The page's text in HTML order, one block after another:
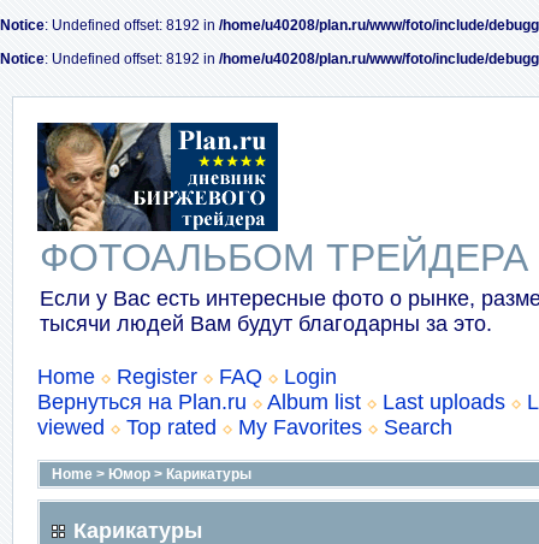
Notice: Undefined offset: 8192 in /home/u40208/plan.ru/www/foto/include/
Notice: Undefined offset: 8192 in /home/u40208/plan.ru/www/foto/include/
ФОТОАЛЬБОМ ТРЕЙДЕРА
Если у Вас есть интересные фото о рынке,
тысячи людей Вам будут благодарны за это.
Home Register FAQ
Login
Вернуться на Plan.ru
Album list Last uploads
viewed
Top rated My Favorites Search
Home > Юмор > Карикатуры
Карикатуры